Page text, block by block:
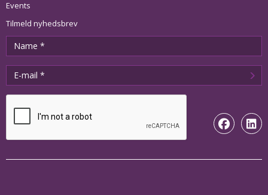
Events
Tilmeld nyhedsbrev